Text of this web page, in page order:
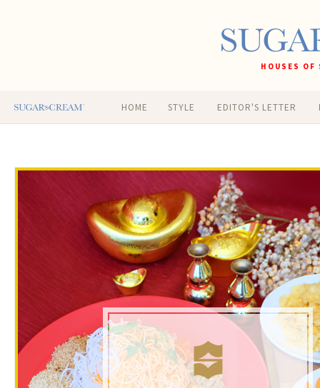
HOUSES
HOME STYLE EDITOR'S LETTER